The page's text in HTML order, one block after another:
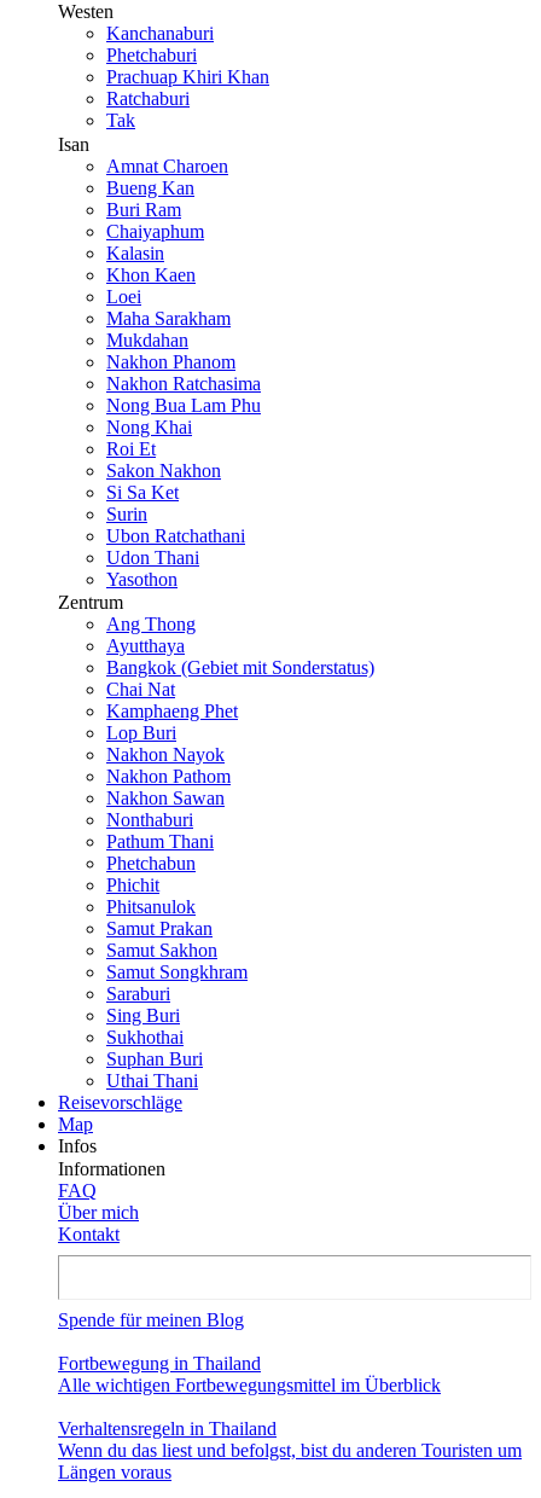
Westen
Kanchanaburi
Phetchaburi
Prachuap Khiri Khan
Ratchaburi
Tak
Isan
Amnat Charoen
Bueng Kan
Buri Ram
Chaiyaphum
Kalasin
Khon Kaen
Loei
Maha Sarakham
Mukdahan
Nakhon Phanom
Nakhon Ratchasima
Nong Bua Lam Phu
Nong Khai
Roi Et
Sakon Nakhon
Si Sa Ket
Surin
Ubon Ratchathani
Udon Thani
Yasothon
Zentrum
Ang Thong
Ayutthaya
Bangkok (Gebiet mit Sonderstatus)
Chai Nat
Kamphaeng Phet
Lop Buri
Nakhon Nayok
Nakhon Pathom
Nakhon Sawan
Nonthaburi
Pathum Thani
Phetchabun
Phichit
Phitsanulok
Samut Prakan
Samut Sakhon
Samut Songkhram
Saraburi
Sing Buri
Sukhothai
Suphan Buri
Uthai Thani
Reisevor­schläge
Map
Infos
Informationen
FAQ
Über mich
Kontakt
Spende für meinen Blog
Fortbewegung in Thailand
Alle wichtigen Fortbewegungsmittel im Überblick
Verhaltensregeln in Thailand
Wenn du das liest und befolgst, bist du anderen Touristen um
Längen voraus